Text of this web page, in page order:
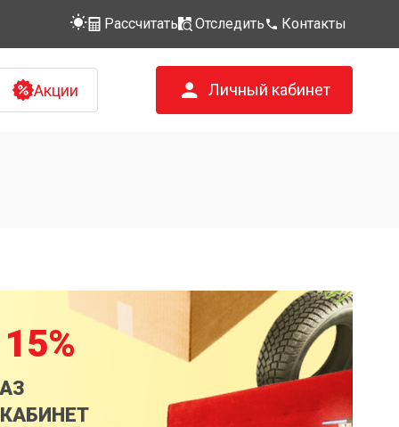
Рассчитать Отследить Контакты
Акции Личный кабинет